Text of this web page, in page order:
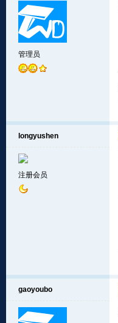
管理员
longyushen
注册会员
gaoyoubo